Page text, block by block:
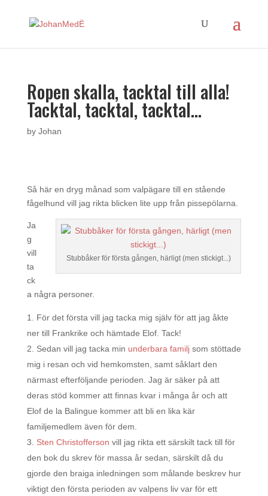
Ropen skalla, tacktal till alla!
Tacktal, tacktal, tacktal…
by Johan
Så här en dryg månad som valpägare till en stående
fågelhund vill jag rikta blicken lite upp från pissepölarna.
Stubbåker för första gången, härligt (men stickigt...)
Ja
g
vill
ta
ck
a några personer.
För det första vill jag tacka mig själv för att jag åkte
ner till Frankrike och hämtade Elof. Tack!
Sedan vill jag tacka min underbara familjsom stöttade
mig i resan och vid hemkomsten, samt såklart den
närmast efterföljande perioden. Jag är säker på att
deras stöd kommer att finnas kvar i många år och att
Elof de la Balingue kommer att bli en lika kär
familjemedlem även för dem.
Sten Christofferson vill jag rikta ett särskilt tack till för
den bok du skrev för massa år sedan, särskilt då du
gjorde den braiga inledningen som målande beskrev hur
viktigt den första perioden av valpens liv var för ett